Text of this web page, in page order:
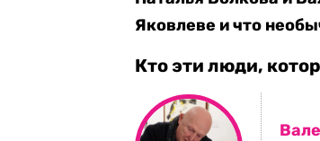
Яковлеве и что
Кто эти люди,